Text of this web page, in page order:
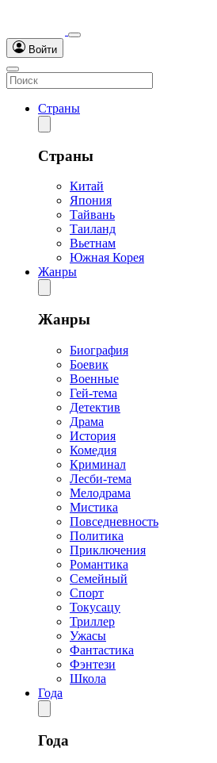
Войти
Страны
Страны
Китай
Япония
Тайвань
Таиланд
Вьетнам
Южная Корея
Жанры
Жанры
Биография
Боевик
Военные
Гей-тема
Детектив
Драма
История
Комедия
Криминал
Лесби-тема
Мелодрама
Мистика
Повседневность
Политика
Приключения
Романтика
Семейный
Спорт
Токусацу
Триллер
Ужасы
Фантастика
Фэнтези
Школа
Года
Года